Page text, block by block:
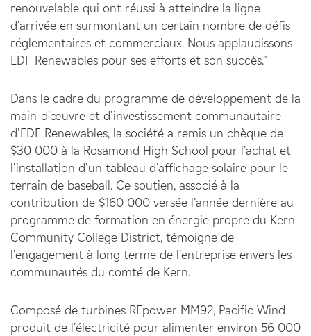
renouvelable qui ont réussi à atteindre la ligne
d'arrivée en surmontant un certain nombre de défis
réglementaires et commerciaux. Nous applaudissons
EDF Renewables pour ses efforts et son succès."
Dans le cadre du programme de développement de la
main-d'œuvre et d'investissement communautaire
d'EDF Renewables, la société a remis un chèque de
$30 000 à la Rosamond High School pour l'achat et
l'installation d'un tableau d'affichage solaire pour le
terrain de baseball. Ce soutien, associé à la
contribution de $160 000 versée l'année dernière au
programme de formation en énergie propre du Kern
Community College District, témoigne de
l'engagement à long terme de l'entreprise envers les
communautés du comté de Kern.
Composé de turbines REpower MM92, Pacific Wind
produit de l'électricité pour alimenter environ 56 000